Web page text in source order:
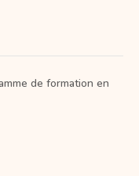
de formation en